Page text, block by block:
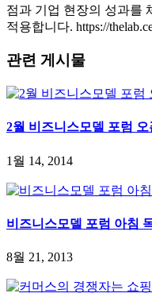
점과 기업 현장의 성과를
적용합니다. https://
관련 게시물
2월 비즈니스모델 포럼 오
1월 14, 2014
비즈니스모델 포럼 아침
8월 21, 2013